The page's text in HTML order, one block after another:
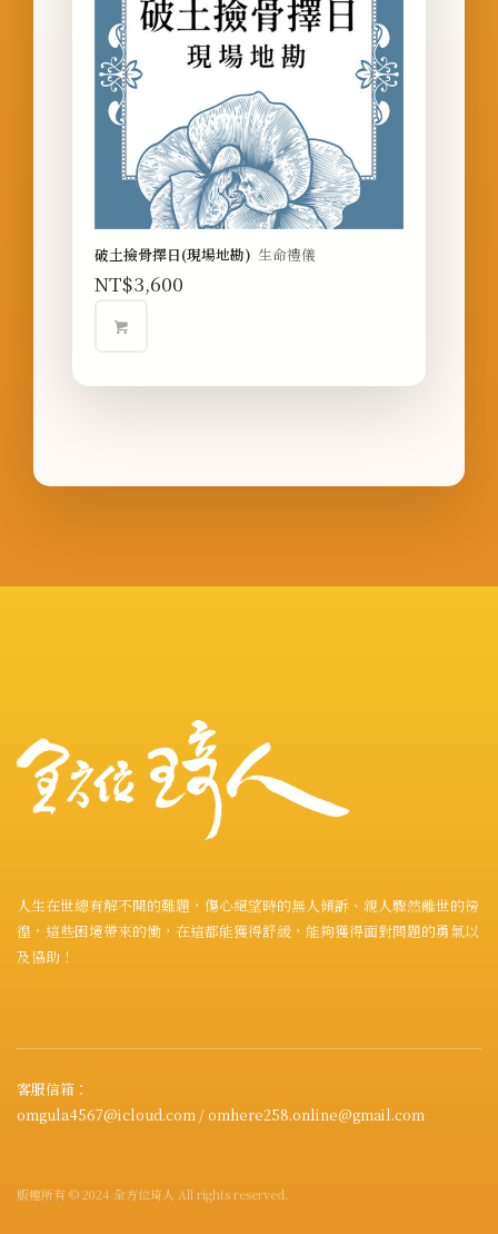
破土撿骨擇日(現場地勘) 生命禮儀
NT$3,600
人生在世總有解不開的難題，傷心絕望時的無人傾訴、親人驟然離世的徬
徨，這些困境帶來的慟，在這都能獲得舒緩，能夠獲得面對問題的勇氣以
及協助！
客服信箱：
omgula4567@icloud.com / omhere258.online@gmail.com
版權所有 © 2024 全方位琦人 All rights reserved.